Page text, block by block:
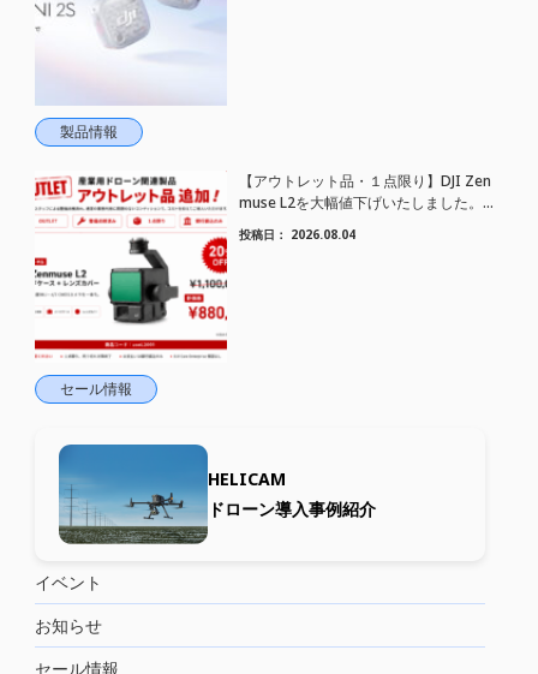
製品情報
セール情報
【アウトレット品・１点限り】DJI Zen
muse L2を大幅値下げいたしました。｜
HELICAM STORE
投稿日： 2026.08.04
HELICAM
ドローン導入事例紹介
イベント
お知らせ
セール情報